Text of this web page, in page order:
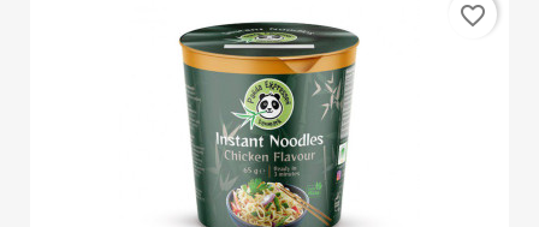
favorite_border